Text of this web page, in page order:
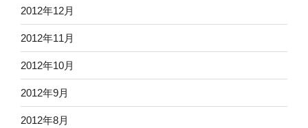
2012年12月
2012年11月
2012年10月
2012年9月
2012年8月